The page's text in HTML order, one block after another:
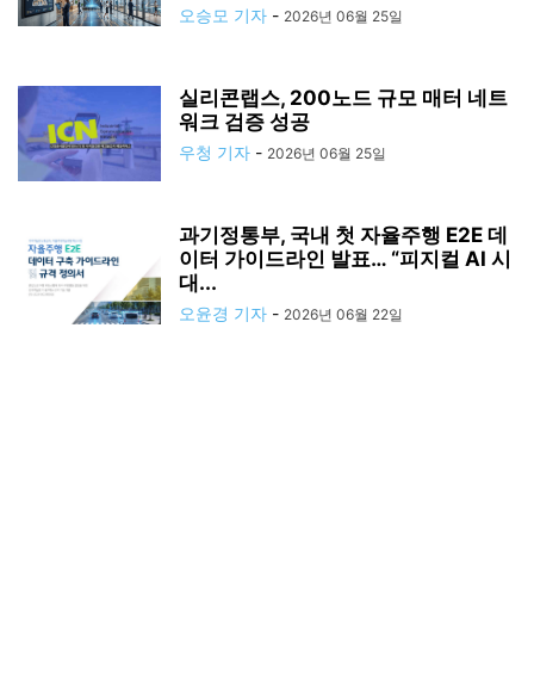
오승모 기자 - 2026년 06월 25일
실리콘랩스, 200노드 규모 매터 네트
워크 검증 성공
우청 기자 - 2026년 06월 25일
과기정통부, 국내 첫 자율주행 E2E 데
이터 가이드라인 발표… “피지컬 AI 시
대...
오윤경 기자 - 2026년 06월 22일